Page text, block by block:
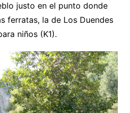
justo en el punto donde
ferratas, la de Los Duendes
niños (K1).